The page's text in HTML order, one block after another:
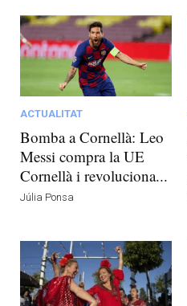
ACTUALITAT
Bomba a Cornellà: Leo
Messi compra la UE
Cornellà i revoluciona...
Júlia Ponsa